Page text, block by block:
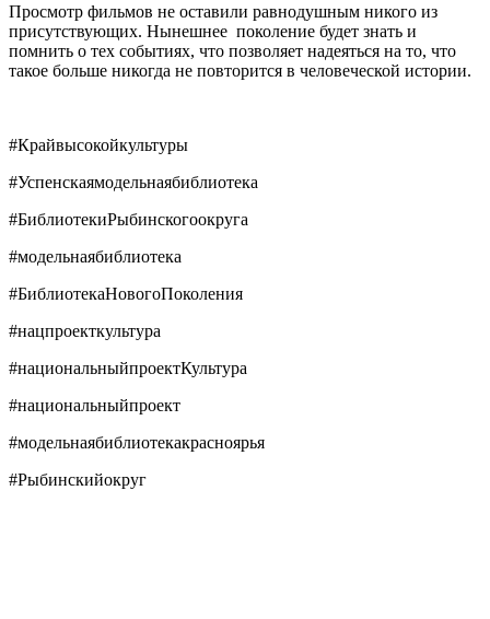
Просмотр фильмов не оставили равнодушным никого из
присутствующих. Нынешнее поколение будет знать и
помнить о тех событиях, что позволяет надеяться на то, что
такое больше никогда не повторится в человеческой истории.
#Крайвысокойкультуры
#Успенскаямодельнаябиблиотека
#БиблиотекиРыбинскогоокруга
#модельнаябиблиотека
#БиблиотекаНовогоПоколения
#нацпроекткультура
#национальныйпроектКультура
#национальныйпроект
#модельнаябиблиотекакрасноярья
#Рыбинскийокруг